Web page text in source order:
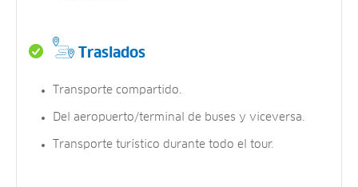
Traslados
Transporte compartido.
Del aeropuerto/terminal de buses y viceversa.
Transporte turístico durante todo el tour.